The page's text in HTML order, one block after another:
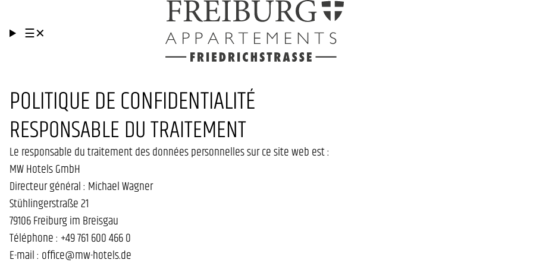
☰✕
POLITIQUE DE CONFIDENTIALITÉ
RESPONSABLE DU TRAITEMENT
Le responsable du traitement des données personnelles sur ce site web est :
MW Hotels GmbH
Directeur général : Michael Wagner
Stühlingerstraße 21
79106 Freiburg im Breisgau
Téléphone : +49 761 600 466 0
E-mail : office@mw-hotels.de